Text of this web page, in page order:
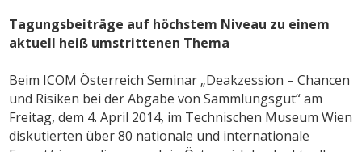
Tagungsbeiträge auf höchstem Niveau zu einem
aktuell heiß umstrittenen Thema
Beim ICOM Österreich Seminar „Deakzession – Chancen
und Risiken bei der Abgabe von Sammlungsgut“ am
Freitag, dem 4. April 2014, im Technischen Museum Wien
diskutierten über 80 nationale und internationale